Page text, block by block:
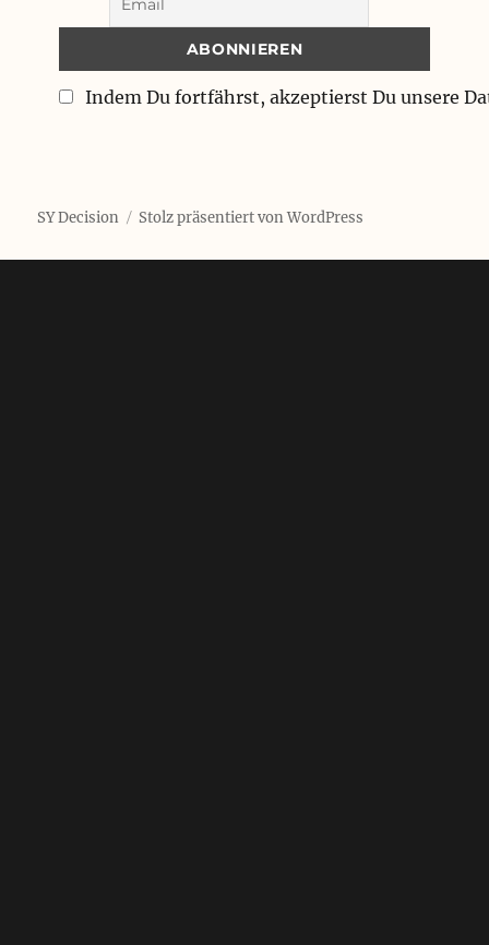
Indem Du fortfährst, akzeptierst Du unsere
SY Decision Stolz präsentiert von WordPress